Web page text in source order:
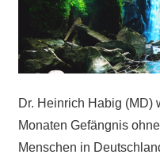
Dr. Heinrich Habig (MD)
Monaten Gefängnis
Menschen in